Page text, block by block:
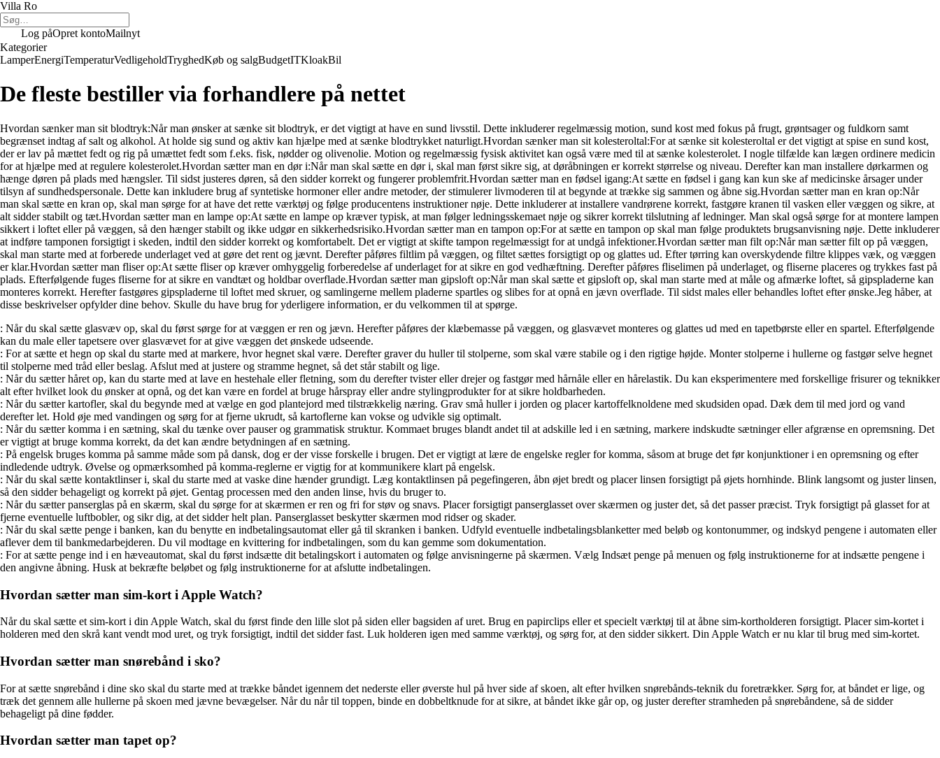
Villa Ro
Log påOpret kontoMailnyt
Kategorier
LamperEnergiTemperaturVedligeholdTryghedKøb og salgBudgetITKloakBil
De fleste bestiller via forhandlere på nettet
Hvordan sænker man sit blodtryk:Når man ønsker at sænke sit blodtryk, er det vigtigt at have en sund livsstil. Dette inkluderer regelmæssig motion, sund kost med fokus på frugt, grøntsager og fuldkorn samt
begrænset indtag af salt og alkohol. At holde sig sund og aktiv kan hjælpe med at sænke blodtrykket naturligt.Hvordan sænker man sit kolesteroltal:For at sænke sit kolesteroltal er det vigtigt at spise en sund kost,
der er lav på mættet fedt og rig på umættet fedt som f.eks. fisk, nødder og olivenolie. Motion og regelmæssig fysisk aktivitet kan også være med til at sænke kolesterolet. I nogle tilfælde kan lægen ordinere medicin
for at hjælpe med at regulere kolesterolet.Hvordan sætter man en dør i:Når man skal sætte en dør i, skal man først sikre sig, at døråbningen er korrekt størrelse og niveau. Derefter kan man installere dørkarmen og
hænge døren på plads med hængsler. Til sidst justeres døren, så den sidder korrekt og fungerer problemfrit.Hvordan sætter man en fødsel igang:At sætte en fødsel i gang kan kun ske af medicinske årsager under
tilsyn af sundhedspersonale. Dette kan inkludere brug af syntetiske hormoner eller andre metoder, der stimulerer livmoderen til at begynde at trække sig sammen og åbne sig.Hvordan sætter man en kran op:Når
man skal sætte en kran op, skal man sørge for at have det rette værktøj og følge producentens instruktioner nøje. Dette inkluderer at installere vandrørene korrekt, fastgøre kranen til vasken eller væggen og sikre, at
alt sidder stabilt og tæt.Hvordan sætter man en lampe op:At sætte en lampe op kræver typisk, at man følger ledningsskemaet nøje og sikrer korrekt tilslutning af ledninger. Man skal også sørge for at montere lampen
sikkert i loftet eller på væggen, så den hænger stabilt og ikke udgør en sikkerhedsrisiko.Hvordan sætter man en tampon op:For at sætte en tampon op skal man følge produktets brugsanvisning nøje. Dette inkluderer
at indføre tamponen forsigtigt i skeden, indtil den sidder korrekt og komfortabelt. Det er vigtigt at skifte tampon regelmæssigt for at undgå infektioner.Hvordan sætter man filt op:Når man sætter filt op på væggen,
skal man starte med at forberede underlaget ved at gøre det rent og jævnt. Derefter påføres filtlim på væggen, og filtet sættes forsigtigt op og glattes ud. Efter tørring kan overskydende filtre klippes væk, og væggen
er klar.Hvordan sætter man fliser op:At sætte fliser op kræver omhyggelig forberedelse af underlaget for at sikre en god vedhæftning. Derefter påføres fliselimen på underlaget, og fliserne placeres og trykkes fast på
plads. Efterfølgende fuges fliserne for at sikre en vandtæt og holdbar overflade.Hvordan sætter man gipsloft op:Når man skal sætte et gipsloft op, skal man starte med at måle og afmærke loftet, så gipspladerne kan
monteres korrekt. Herefter fastgøres gipspladerne til loftet med skruer, og samlingerne mellem pladerne spartles og slibes for at opnå en jævn overflade. Til sidst males eller behandles loftet efter ønske.Jeg håber, at
disse beskrivelser opfylder dine behov. Skulle du have brug for yderligere information, er du velkommen til at spørge.
: Når du skal sætte glasvæv op, skal du først sørge for at væggen er ren og jævn. Herefter påføres der klæbemasse på væggen, og glasvævet monteres og glattes ud med en tapetbørste eller en spartel. Efterfølgende
kan du male eller tapetsere over glasvævet for at give væggen det ønskede udseende.
: For at sætte et hegn op skal du starte med at markere, hvor hegnet skal være. Derefter graver du huller til stolperne, som skal være stabile og i den rigtige højde. Monter stolperne i hullerne og fastgør selve hegnet
til stolperne med tråd eller beslag. Afslut med at justere og stramme hegnet, så det står stabilt og lige.
: Når du sætter håret op, kan du starte med at lave en hestehale eller fletning, som du derefter tvister eller drejer og fastgør med hårnåle eller en hårelastik. Du kan eksperimentere med forskellige frisurer og teknikker
alt efter hvilket look du ønsker at opnå, og det kan være en fordel at bruge hårspray eller andre stylingprodukter for at sikre holdbarheden.
: Når du sætter kartofler, skal du begynde med at vælge en god plantejord med tilstrækkelig næring. Grav små huller i jorden og placer kartoffelknoldene med skudsiden opad. Dæk dem til med jord og vand
derefter let. Hold øje med vandingen og sørg for at fjerne ukrudt, så kartoflerne kan vokse og udvikle sig optimalt.
: Når du sætter komma i en sætning, skal du tænke over pauser og grammatisk struktur. Kommaet bruges blandt andet til at adskille led i en sætning, markere indskudte sætninger eller afgrænse en opremsning. Det
er vigtigt at bruge komma korrekt, da det kan ændre betydningen af en sætning.
: På engelsk bruges komma på samme måde som på dansk, dog er der visse forskelle i brugen. Det er vigtigt at lære de engelske regler for komma, såsom at bruge det før konjunktioner i en opremsning og efter
indledende udtryk. Øvelse og opmærksomhed på komma-reglerne er vigtig for at kommunikere klart på engelsk.
: Når du skal sætte kontaktlinser i, skal du starte med at vaske dine hænder grundigt. Læg kontaktlinsen på pegefingeren, åbn øjet bredt og placer linsen forsigtigt på øjets hornhinde. Blink langsomt og juster linsen,
så den sidder behageligt og korrekt på øjet. Gentag processen med den anden linse, hvis du bruger to.
: Når du sætter panserglas på en skærm, skal du sørge for at skærmen er ren og fri for støv og snavs. Placer forsigtigt panserglasset over skærmen og juster det, så det passer præcist. Tryk forsigtigt på glasset for at
fjerne eventuelle luftbobler, og sikr dig, at det sidder helt plan. Panserglasset beskytter skærmen mod ridser og skader.
: Når du skal sætte penge i banken, kan du benytte en indbetalingsautomat eller gå til skranken i banken. Udfyld eventuelle indbetalingsblanketter med beløb og kontonummer, og indskyd pengene i automaten eller
aflever dem til bankmedarbejderen. Du vil modtage en kvittering for indbetalingen, som du kan gemme som dokumentation.
: For at sætte penge ind i en hæveautomat, skal du først indsætte dit betalingskort i automaten og følge anvisningerne på skærmen. Vælg Indsæt penge på menuen og følg instruktionerne for at indsætte pengene i
den angivne åbning. Husk at bekræfte beløbet og følg instruktionerne for at afslutte indbetalingen.
Hvordan sætter man sim-kort i Apple Watch?
Når du skal sætte et sim-kort i din Apple Watch, skal du først finde den lille slot på siden eller bagsiden af uret. Brug en papirclips eller et specielt værktøj til at åbne sim-kortholderen forsigtigt. Placer sim-kortet i
holderen med den skrå kant vendt mod uret, og tryk forsigtigt, indtil det sidder fast. Luk holderen igen med samme værktøj, og sørg for, at den sidder sikkert. Din Apple Watch er nu klar til brug med sim-kortet.
Hvordan sætter man snørebånd i sko?
For at sætte snørebånd i dine sko skal du starte med at trække båndet igennem det nederste eller øverste hul på hver side af skoen, alt efter hvilken snørebånds-teknik du foretrækker. Sørg for, at båndet er lige, og
træk det gennem alle hullerne på skoen med jævne bevægelser. Når du når til toppen, binde en dobbeltknude for at sikre, at båndet ikke går op, og juster derefter stramheden på snørebåndene, så de sidder
behageligt på dine fødder.
Hvordan sætter man tapet op?